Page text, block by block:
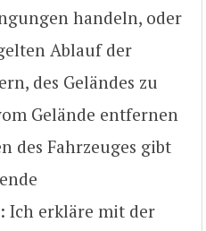
handeln, oder
Ablauf der
des Geländes zu
Gelände entfernen
des Fahrzeuges gibt
Ich erkläre mit der